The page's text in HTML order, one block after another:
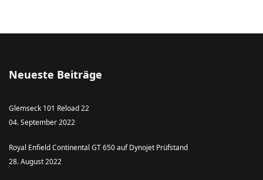
Neueste Beiträge
Glemseck 101 Reload 22
04. September 2022
Royal Enfield Continental GT 650 auf Dynojet Prüfstand
28. August 2022